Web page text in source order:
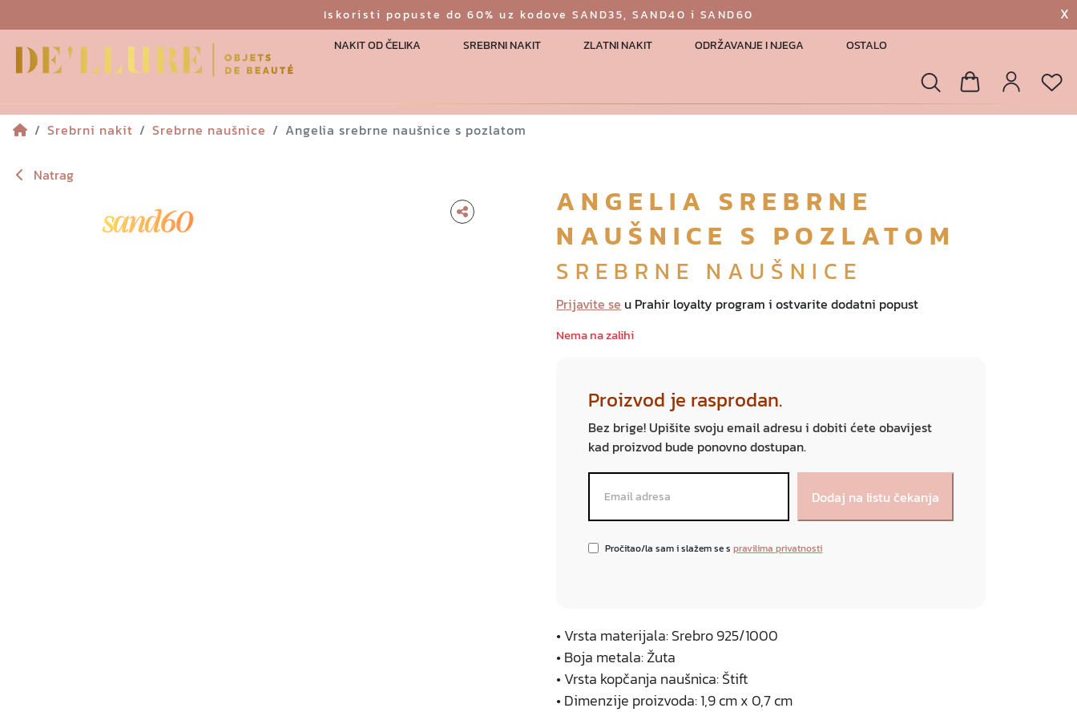
Iskoristi popuste do 60% uz kodove SAND35, SAND40 i SAND60 X
NAKIT OD ČELIKA SREBRNI NAKIT ZLATNI NAKIT ODRŽAVANJE I NJEGA OSTALO
Pretraga
Srebrni nakit
Srebrne naušnice Angelia srebrne naušnice s pozlatom
Natrag
ANGELIA SREBRNE
NAUŠNICE S POZLATOM
SREBRNE NAUŠNICE
Prijavite se u Prahir loyalty program i ostvarite dodatni popust
Nema na zalihi
Proizvod je rasprodan.
Bez brige! Upišite svoju email adresu i dobiti ćete obavijest
kad proizvod bude ponovno dostupan.
Pročitao/la sam i slažem se spravilima privatnosti
• Vrsta materijala: Srebro 925/1000
• Boja metala: Žuta
• Vrsta kopčanja naušnica: Štift
• Dimenzije proizvoda: 1,9 cm x 0,7 cm